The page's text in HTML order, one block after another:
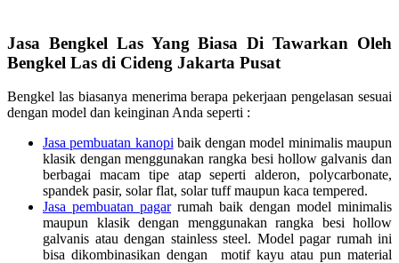
Jasa Bengkel Las Yang Biasa Di Tawarkan Oleh
Bengkel Las di Cideng Jakarta Pusat
Bengkel las biasanya menerima berapa pekerjaan pengelasan sesuai
dengan model dan keinginan Anda seperti :
Jasa pembuatan kanopi baik dengan model minimalis maupun
klasik dengan menggunakan rangka besi hollow galvanis dan
berbagai macam tipe atap seperti alderon, polycarbonate,
spandek pasir, solar flat, solar tuff maupun kaca tempered.
Jasa pembuatan pagarrumah baik dengan model minimalis
maupun klasik dengan menggunakan rangka besi hollow
galvanis atau dengan stainless steel. Model pagar rumah ini
bisa dikombinasikan dengan motif kayu atau pun material